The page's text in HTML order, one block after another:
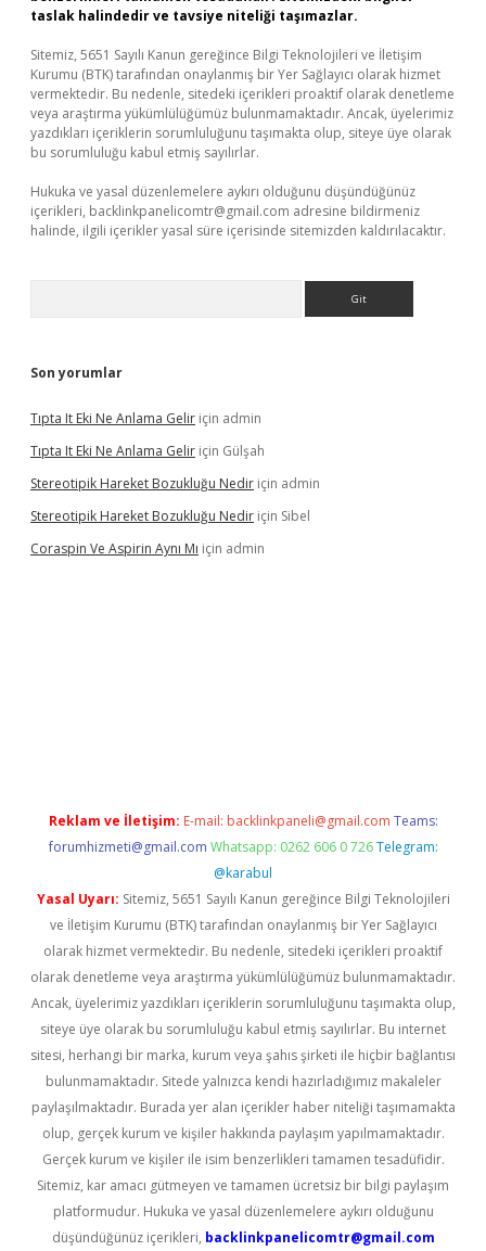
taslak halindedir ve tavsiye niteliği taşımazlar.
Sitemiz, 5651 Sayılı Kanun gereğince Bilgi Teknolojileri ve İletişim
Kurumu (BTK) tarafından onaylanmış bir Yer Sağlayıcı olarak hizmet
vermektedir. Bu nedenle, sitedeki içerikleri proaktif olarak denetleme
veya araştırma yükümlülüğümüz bulunmamaktadır. Ancak, üyelerimiz
yazdıkları içeriklerin sorumluluğunu taşımakta olup, siteye üye olarak
bu sorumluluğu kabul etmiş sayılırlar.
Hukuka ve yasal düzenlemelere aykırı olduğunu düşündüğünüz
içerikleri, backlinkpanelicomtr@gmail.com adresine bildirmeniz
halinde, ilgili içerikler yasal süre içerisinde sitemizden kaldırılacaktır.
Son yorumlar
Tıpta It Eki Ne Anlama Gelir için admin
Tıpta It Eki Ne Anlama Gelir için Gülşah
Stereotipik Hareket Bozukluğu Nedir için admin
Stereotipik Hareket Bozukluğu Nedir için Sibel
Coraspin Ve Aspirin Aynı Mı için admin
Reklam ve İletişim: E-mail: backlinkpaneli@gmail.com Teams:
forumhizmeti@gmail.com Whatsapp: 0262 606 0 726 Telegram:
@karabul
Yasal Uyarı: Sitemiz, 5651 Sayılı Kanun gereğince Bilgi Teknolojileri
ve İletişim Kurumu (BTK) tarafından onaylanmış bir Yer Sağlayıcı
olarak hizmet vermektedir. Bu nedenle, sitedeki içerikleri proaktif
olarak denetleme veya araştırma yükümlülüğümüz bulunmamaktadır.
Ancak, üyelerimiz yazdıkları içeriklerin sorumluluğunu taşımakta olup,
siteye üye olarak bu sorumluluğu kabul etmiş sayılırlar. Bu internet
sitesi, herhangi bir marka, kurum veya şahıs şirketi ile hiçbir bağlantısı
bulunmamaktadır. Sitede yalnızca kendi hazırladığımız makaleler
paylaşılmaktadır. Burada yer alan içerikler haber niteliği taşımamakta
olup, gerçek kurum ve kişiler hakkında paylaşım yapılmamaktadır.
Gerçek kurum ve kişiler ile isim benzerlikleri tamamen tesadüfidir.
Sitemiz, kar amacı gütmeyen ve tamamen ücretsiz bir bilgi paylaşım
platformudur. Hukuka ve yasal düzenlemelere aykırı olduğunu
düşündüğünüz içerikleri, backlinkpanelicomtr@gmail.com